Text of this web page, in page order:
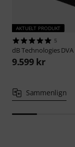
AKTUELT PRODUKT
5
dB Technologies
9.599 kr
Sammenlign